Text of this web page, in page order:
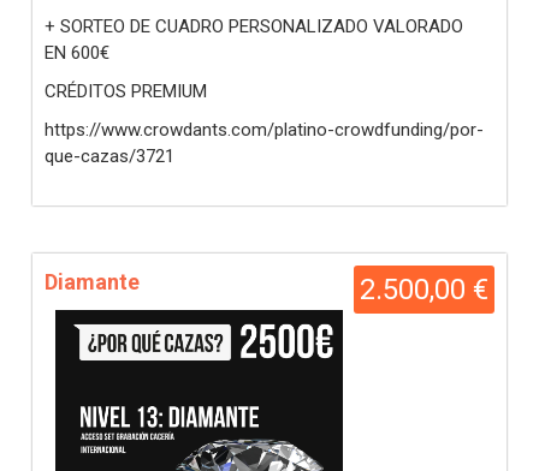
+ SORTEO DE CUADRO PERSONALIZADO VALORADO
EN 600€
CRÉDITOS PREMIUM
https://www.crowdants.com/platino-crowdfunding/por-
que-cazas/3721
2.500,00 €
Diamante